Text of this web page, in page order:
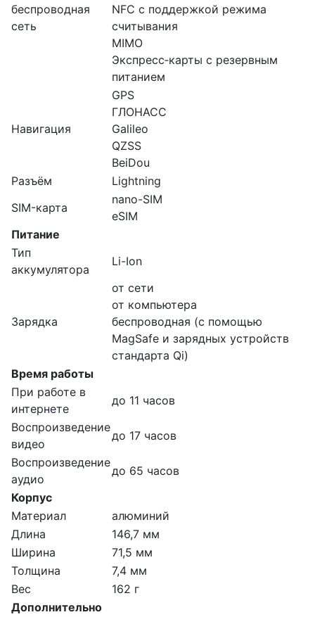
беспроводная
сеть
NFC с поддержкой режима
считывания
MIMO
Экспресс‑карты с резервным
питанием
Навигация
GPS
ГЛОНАСС
Galileo
QZSS
BeiDou
Разъём
Lightning
SIM-карта
nano-SIM
eSIM
Питание
Тип
аккумулятора
Li-Ion
Зарядка
от сети
от компьютера
беспроводная (с помощью
MagSafe и зарядных устройств
стандарта Qi)
Время работы
При работе в
интернете
до 11 часов
Воспроизведение
видео
до 17 часов
Воспроизведение
аудио
до 65 часов
Корпус
Материал
алюминий
Длина
146,7 мм
Ширина
71,5 мм
Толщина
7,4 мм
Вес
162 г
Дополнительно